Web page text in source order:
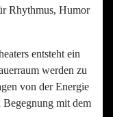
Rhythmus, Humor
entsteht ein
werden zu
von der Energie
mit dem